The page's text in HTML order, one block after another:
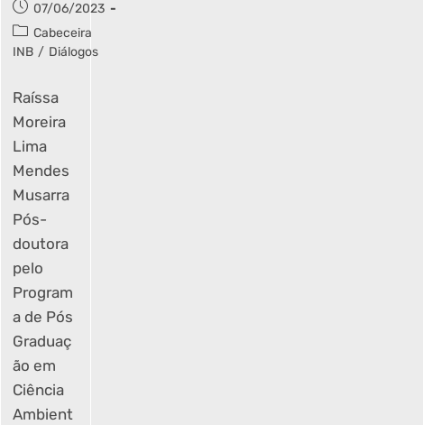
07/06/2023
Cabeceira
INB / Diálogos
Raíssa
Moreira
Lima
Mendes
Musarra
Pós-
doutora
pelo
Program
a de Pós
Graduaç
ão em
Ciência
Ambient